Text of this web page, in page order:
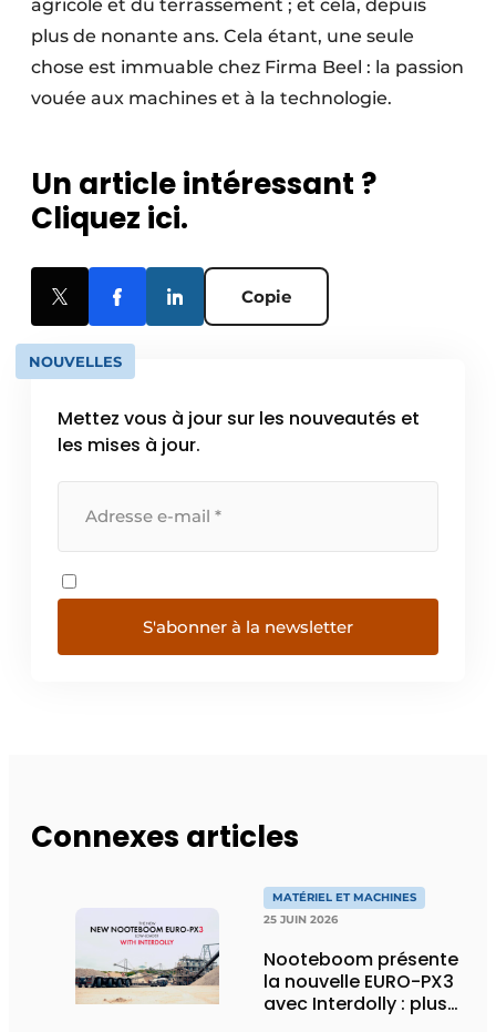
agricole et du terrassement ; et cela, depuis
plus de nonante ans. Cela étant, une seule
chose est immuable chez Firma Beel : la passion
vouée aux machines et à la technologie.
Un article intéressant ?
Cliquez ici.
Copie
NOUVELLES
Mettez vous à jour sur les nouveautés et
les mises à jour.
S'abonner à la newsletter
Connexes articles
MATÉRIEL ET MACHINES
25 JUIN 2026
Nooteboom présente
la nouvelle EURO-PX3
avec Interdolly : plus